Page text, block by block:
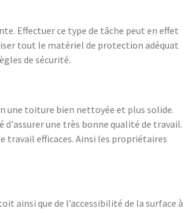
Effectuer ce type de tâche peut en effet
tout le matériel de protection adéquat
de sécurité.
une toiture bien nettoyée et plus solide.
une très bonne qualité de travail.
travail efficaces. Ainsi les propriétaires
ainsi que de l’accessibilité de la surface à